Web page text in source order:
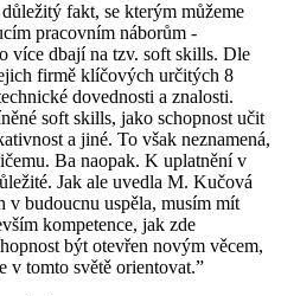
fakt, se kterým můžeme
pracovním náborům -
více dbají na tzv. soft skills. Dle
firmě klíčových určitých 8
dovednosti a znalosti.
soft skills, jako schopnost učit
a jiné. To však neznamená,
Ba naopak. K uplatnění v
Jak ale uvedla M. Kučová
v budoucnu uspěla, musím mít
kompetence, jak zde
být otevřen novým věcem,
v tomto světě orientovat.”